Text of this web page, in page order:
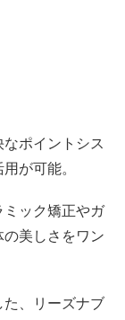
ポイントシス
が可能。
ミック矯正やガ
の美しさをワン
た、リーズナブ